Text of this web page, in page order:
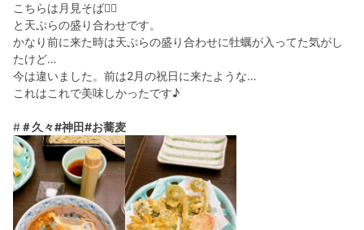
こちらは月見そば💁‍♀️
と天ぷらの盛り合わせです。
かなり前に来た時は天ぷらの盛り合わせに牡蠣が入ってた気がし
たけど…
今は違いました。前は2月の祝日に来たような…
これはこれで美味しかったです♪
#＃久々#神田#お蕎麦